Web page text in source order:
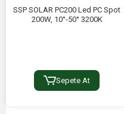
SSP SOLAR PC200 Led PC Spot
200W, 10°-50° 3200K
Sepete At